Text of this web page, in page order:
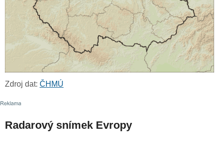
Zdroj dat: ČHMÚ
Radarový snímek Evropy